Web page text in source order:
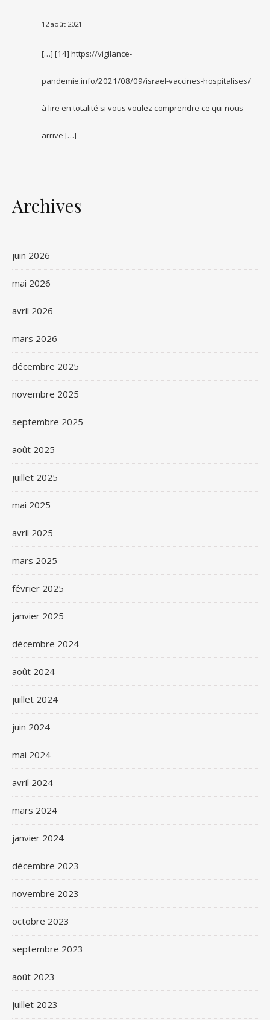
12 août 2021
[…] [14] https://vigilance-
pandemie.info/2021/08/09/israel-vaccines-hospitalises/
à lire en totalité si vous voulez comprendre ce qui nous
arrive […]
Archives
juin 2026
mai 2026
avril 2026
mars 2026
décembre 2025
novembre 2025
septembre 2025
août 2025
juillet 2025
mai 2025
avril 2025
mars 2025
février 2025
janvier 2025
décembre 2024
août 2024
juillet 2024
juin 2024
mai 2024
avril 2024
mars 2024
janvier 2024
décembre 2023
novembre 2023
octobre 2023
septembre 2023
août 2023
juillet 2023